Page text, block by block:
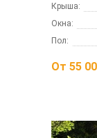
Крыша:
Окна:
Пол:
От 55